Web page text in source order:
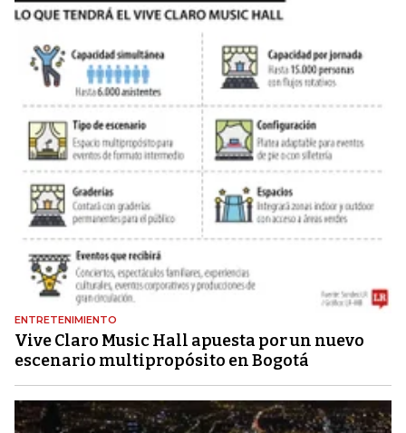
ENTRETENIMIENTO
Vive Claro Music Hall apuesta por un nuevo
escenario multipropósito en Bogotá